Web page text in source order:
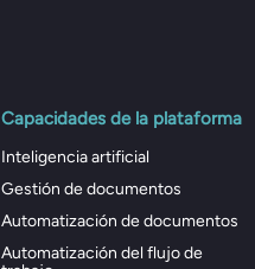
Capacidades de la plataforma
Inteligencia artificial
Gestión de documentos
Automatización de documentos
Automatización del flujo de